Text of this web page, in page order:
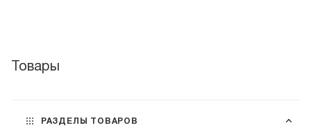
Товары
РАЗДЕЛЫ ТОВАРОВ